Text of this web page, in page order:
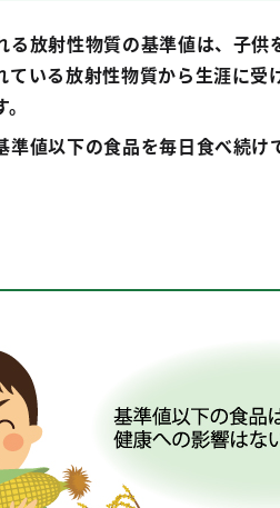
る放射性物質の基準値は、子
ている放射性物質から生涯に
準値以下の食品を毎日食べ続